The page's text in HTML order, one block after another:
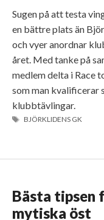
Sugen på att testa
en bättre plats än
och vyer anordnar
året. Med tanke på
medlem delta i Race
som man kvalificerar
klubbtävlingar.
ETIKETTER
BJÖRKLIDENS GK
Bästa tipsen
mytiska öst